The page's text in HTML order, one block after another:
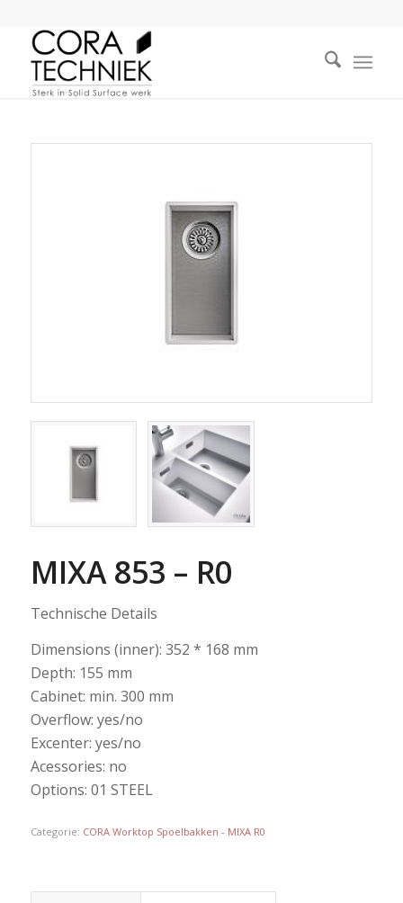
MIXA 853 – R0
Technische Details
Dimensions (inner): 352 * 168 mm
Depth: 155 mm
Cabinet: min. 300 mm
Overflow: yes/no
Excenter: yes/no
Acessories: no
Options: 01 STEEL
Categorie: CORA Worktop Spoelbakken - MIXA R0